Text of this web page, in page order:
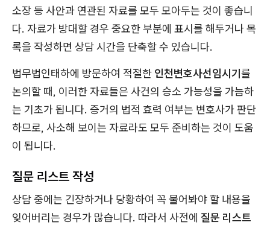
소장 등 사안과 연관된 자료를 모두 모아두는 것이 좋습니
다. 자료가 방대할 경우 중요한 부분에 표시를 해두거나 목
록을 작성하면 상담 시간을 단축할 수 있습니다.
법무법인태하에 방문하여 적절한 인천변호사선임시기를
논의할 때, 이러한 자료들은 사건의 승소 가능성을 가늠하
는 기초가 됩니다. 증거의 법적 효력 여부는 변호사가 판단
하므로, 사소해 보이는 자료라도 모두 준비하는 것이 도움
이 됩니다.
질문 리스트 작성
상담 중에는 긴장하거나 당황하여 꼭 물어봐야 할 내용을
잊어버리는 경우가 많습니다. 따라서 사전에 질문 리스트